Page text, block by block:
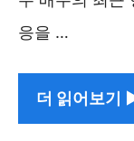
응을 …
더 읽어보기